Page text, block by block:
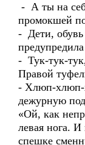
- А ты на
промокшей
- Дети,
- Тук-тук-
Правой
- Хлюп-хлюп-
дежурную
«Ой, как
левая нога. И
спешке